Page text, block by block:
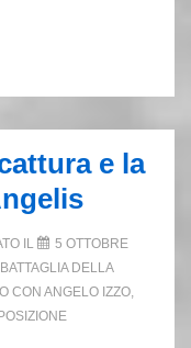
e la
IL
5 OTTOBRE
DELLA
CON ANGELO IZZO,